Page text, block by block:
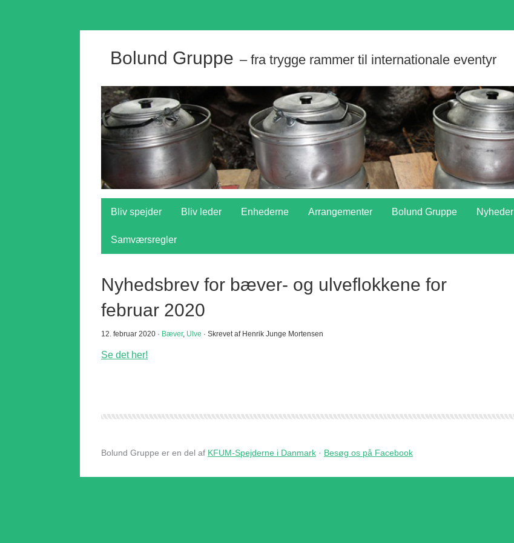
Bolund Gruppe – fra trygge rammer til internationale eventyr
Bliv spejder Bliv leder Enhederne Arrangementer Bolund Gruppe Nyheder
Samværsregler
Nyhedsbrev for bæver- og ulveflokkene for
februar 2020
12. februar 2020 · Bæver, Ulve · Skrevet af Henrik Junge Mortensen
Se det her!
Bolund Gruppe er en del af KFUM-Spejderne i Danmark · Besøg os på Facebook